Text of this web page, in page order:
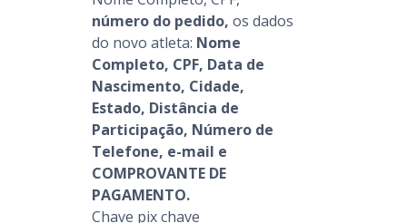
número do pedido, os dados
do novo atleta: Nome
Completo, CPF, Data de
Nascimento, Cidade,
Estado, Distância de
Participação, Número de
Telefone, e-mail e
COMPROVANTE DE
PAGAMENTO.
Chave pix chave